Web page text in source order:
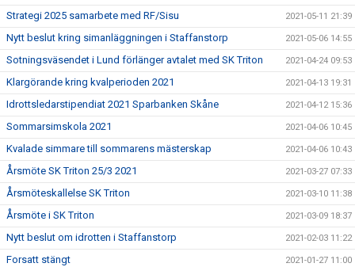
Strategi 2025 samarbete med RF/Sisu 2021-05-11 21:39
Nytt beslut kring simanläggningen i Staffanstorp 2021-05-06 14:55
Sotningsväsendet i Lund förlänger avtalet med SK Triton 2021-04-24 09:53
Klargörande kring kvalperioden 2021 2021-04-13 19:31
Idrottsledarstipendiat 2021 Sparbanken Skåne 2021-04-12 15:36
Sommarsimskola 2021 2021-04-06 10:45
Kvalade simmare till sommarens mästerskap 2021-04-06 10:43
Årsmöte SK Triton 25/3 2021 2021-03-27 07:33
Årsmöteskallelse SK Triton 2021-03-10 11:38
Årsmöte i SK Triton 2021-03-09 18:37
Nytt beslut om idrotten i Staffanstorp 2021-02-03 11:22
Forsatt stängt 2021-01-27 11:00